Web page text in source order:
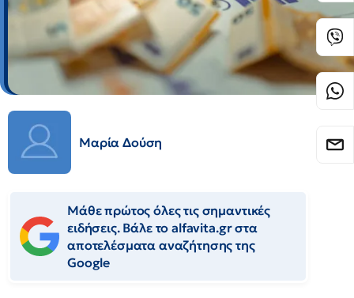
Μαρία Δούση
Μάθε πρώτος όλες τις σημαντικές
ειδήσεις. Βάλε το alfavita.gr στα
αποτελέσματα αναζήτησης της
Google